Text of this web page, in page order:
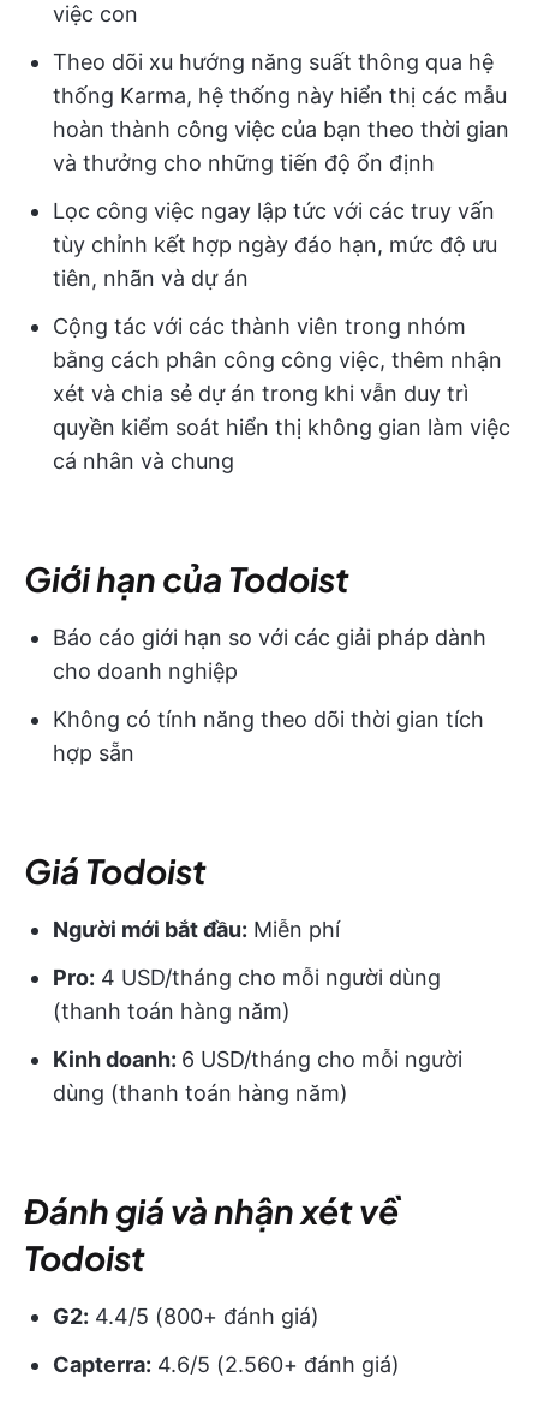
việc con
Theo dõi xu hướng năng suất thông qua hệ
thống Karma, hệ thống này hiển thị các mẫu
hoàn thành công việc của bạn theo thời gian
và thưởng cho những tiến độ ổn định
Lọc công việc ngay lập tức với các truy vấn
tùy chỉnh kết hợp ngày đáo hạn, mức độ ưu
tiên, nhãn và dự án
Cộng tác với các thành viên trong nhóm
bằng cách phân công công việc, thêm nhận
xét và chia sẻ dự án trong khi vẫn duy trì
quyền kiểm soát hiển thị không gian làm việc
cá nhân và chung
Giới hạn của Todoist
Báo cáo giới hạn so với các giải pháp dành
cho doanh nghiệp
Không có tính năng theo dõi thời gian tích
hợp sẵn
Giá Todoist
Người mới bắt đầu: Miễn phí
Pro: 4 USD/tháng cho mỗi người dùng
(thanh toán hàng năm)
Kinh doanh: 6 USD/tháng cho mỗi người
dùng (thanh toán hàng năm)
Đánh giá và nhận xét về
Todoist
G2: 4.4/5 (800+ đánh giá)
Capterra: 4.6/5 (2.560+ đánh giá)